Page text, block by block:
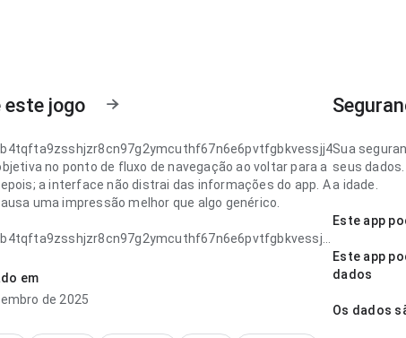
este jogo
no ponto de fluxo de navegação ao voltar para a
a interface não distrai das informações do app. A
uma impressão melhor que algo genérico.
a estrutura deixa claro o próximo passo. Esse
detalhes faz diferença.
em
de 2025
Sua
seus
a idade.
Este app
Este app
dados
Os dados